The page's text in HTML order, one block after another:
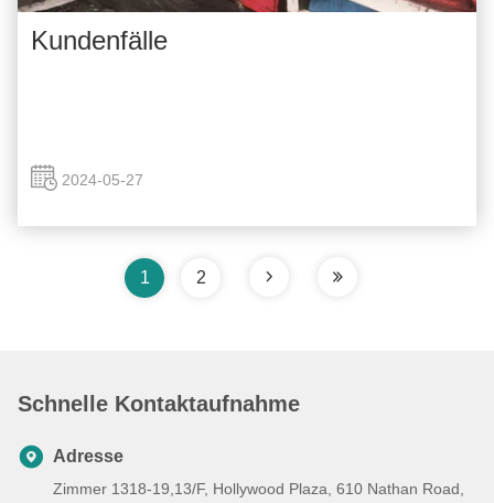
Kundenfälle
2024-05-27
1 2
Schnelle Kontaktaufnahme
Adresse
Zimmer 1318-19,13/F, Hollywood Plaza, 610 Nathan Road,